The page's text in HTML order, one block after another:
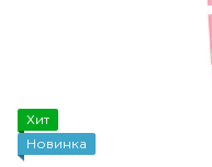
Хит
Новинка